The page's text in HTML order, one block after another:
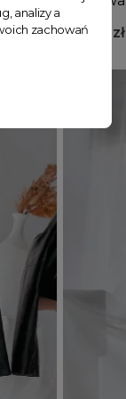
189,99 zł
analizy a
zachowań